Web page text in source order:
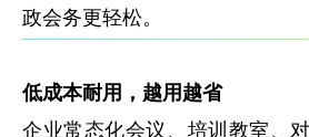
政会务更轻松。
低成本耐用，越用越省
企业常态化会议、培训教室、